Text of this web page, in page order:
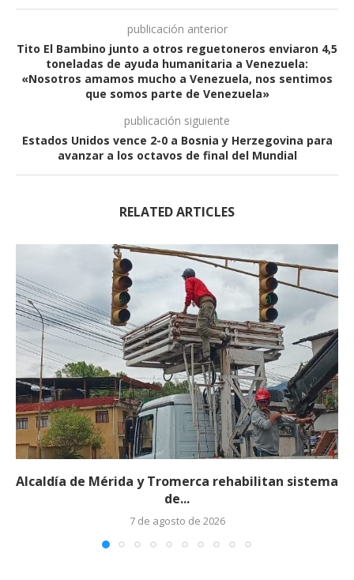
publicación anterior
Tito El Bambino junto a otros reguetoneros enviaron 4,5
toneladas de ayuda humanitaria a Venezuela:
«Nosotros amamos mucho a Venezuela, nos sentimos
que somos parte de Venezuela»
publicación siguiente
Estados Unidos vence 2-0 a Bosnia y Herzegovina para
avanzar a los octavos de final del Mundial
RELATED ARTICLES
Alcaldía de Mérida y Tromerca rehabilitan sistema
de...
7 de agosto de 2026